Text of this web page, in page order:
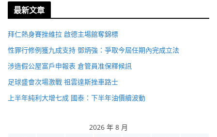
最新文章
拜仁熱身賽挫維拉 啟德主場館奪錦標
性罪行修例獲九成支持 鄧炳強：爭取今屆任期內完成立法
涉造假公屋富戶申報表 倉管員准保釋候訊
足球盛會次場激戰 祖雲達斯挫車路士
上半年純利大增七成 國泰：下半年油價續波動
2026 年 8 月